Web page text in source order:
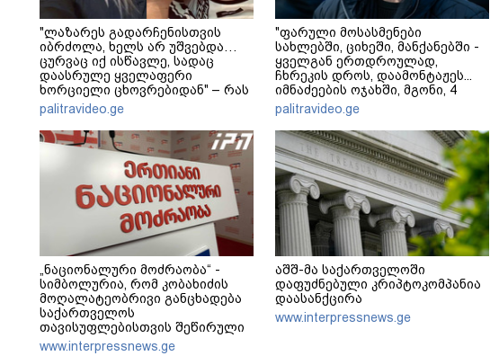
"ლაზარეს გადარჩენისთვის
იბრძოლა, ხელს არ უშვებდა…
ცურვაც იქ ისწავლე, სადაც
დაასრულე ყველაფერი
ხორციელი ცხოვრებიდან" – რას
წერს ხობში დაღუპული დედა-
შვილის ახლობელი?
palitravideo.ge
"ფარული მოსასმენები
სახლებში, ციხეში, მანქანებში -
ყველგან ერთდროულად,
ჩხრეკის დროს, დაამონტაჟეს...
იმნაძეების ოჯახში, მგონი, 4
მოსასმენი იყო..." - ეკა კუპატაძე
palitravideo.ge
„ნაციონალური მოძრაობა“ -
სიმბოლურია, რომ კობახიძის
მოღალატეობრივი განცხადება
საქართველოს
თავისუფლებისთვის შეწირული
გმირების მემორიალზე გაკეთდა
www.interpressnews.ge
აშშ-მა საქართველოში
დაფუძნებული კრიპტოკომპანია
დაასანქცირა
www.interpressnews.ge